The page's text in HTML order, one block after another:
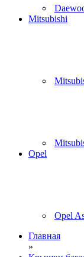
Mitsubishi
Opel
Opel
Главная
»